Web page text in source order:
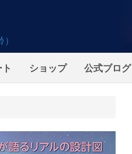
ショップ 公式ブログ